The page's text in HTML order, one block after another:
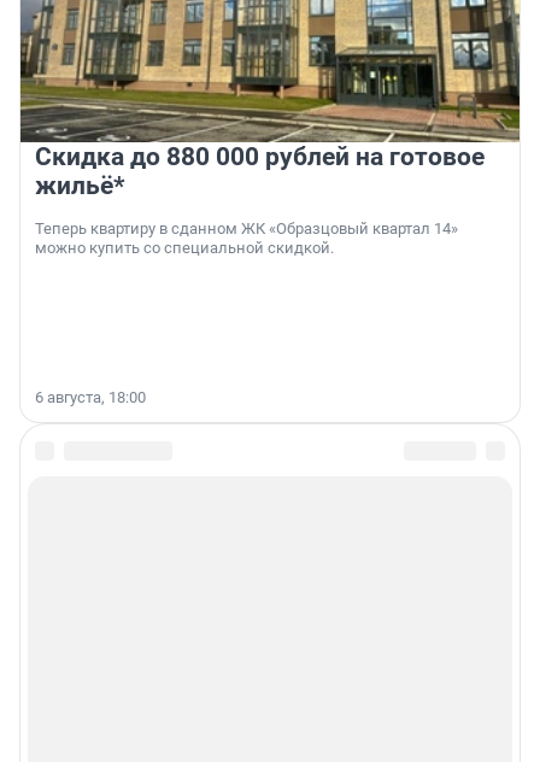
Скидка до 880 000 рублей на готовое
жильё*
Теперь квартиру в сданном ЖК «Образцовый квартал 14»
можно купить со специальной скидкой.
6 августа, 18:00